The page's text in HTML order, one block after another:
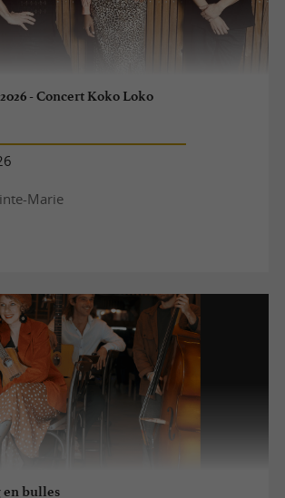
- Concert Koko Loko
Marie
en bulles